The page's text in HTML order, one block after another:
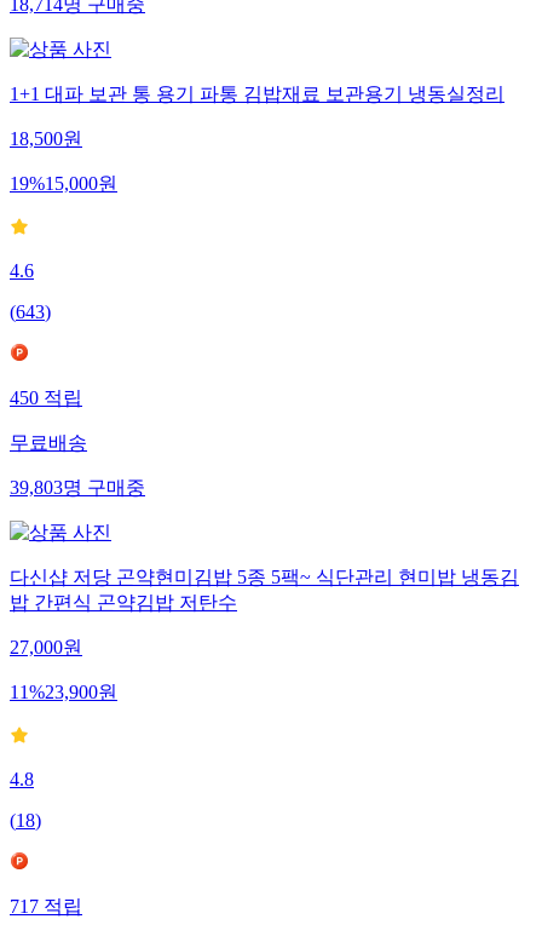
18,714명구매중
1+1 대파 보관 통 용기 파통 김밥재료 보관용기 냉동실정리
18,500원
19%15,000원
4.6
(643)
450적립
무료배송
39,803명구매중
다신샵 저당 곤약현미김밥 5종 5팩~ 식단관리 현미밥 냉동김
밥 간편식 곤약김밥 저탄수
27,000원
11%23,900원
4.8
(18)
717적립